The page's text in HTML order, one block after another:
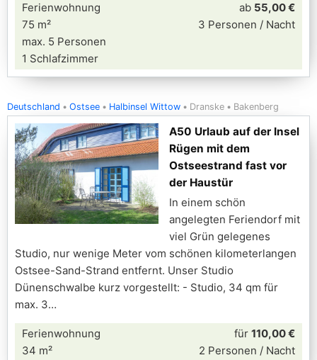
Ferienwohnung
75 m²
max. 5 Personen
1 Schlafzimmer
ab 55,00 €
3 Personen / Nacht
Deutschland Ostsee Halbinsel Wittow Dranske Bakenberg
A50 Urlaub auf der Insel
Rügen mit dem
Ostseestrand fast vor
der Haustür
In einem schön
angelegten Feriendorf mit
viel Grün gelegenes
Studio, nur wenige Meter vom schönen kilometerlangen
Ostsee-Sand-Strand entfernt. Unser Studio
Dünenschwalbe kurz vorgestellt: - Studio, 34 qm für
max. 3
Ferienwohnung
34 m²
für 110,00 €
2 Personen / Nacht